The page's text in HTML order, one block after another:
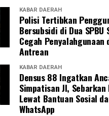
KABAR DAERAH
Polisi Tertibkan
Bersubsidi di Dua
Cegah Penyalahgunaan
Antrean
KABAR DAERAH
Densus 88 Ingatkan
Simpatisan JI,
Lewat Bantuan Sosial
WhatsApp